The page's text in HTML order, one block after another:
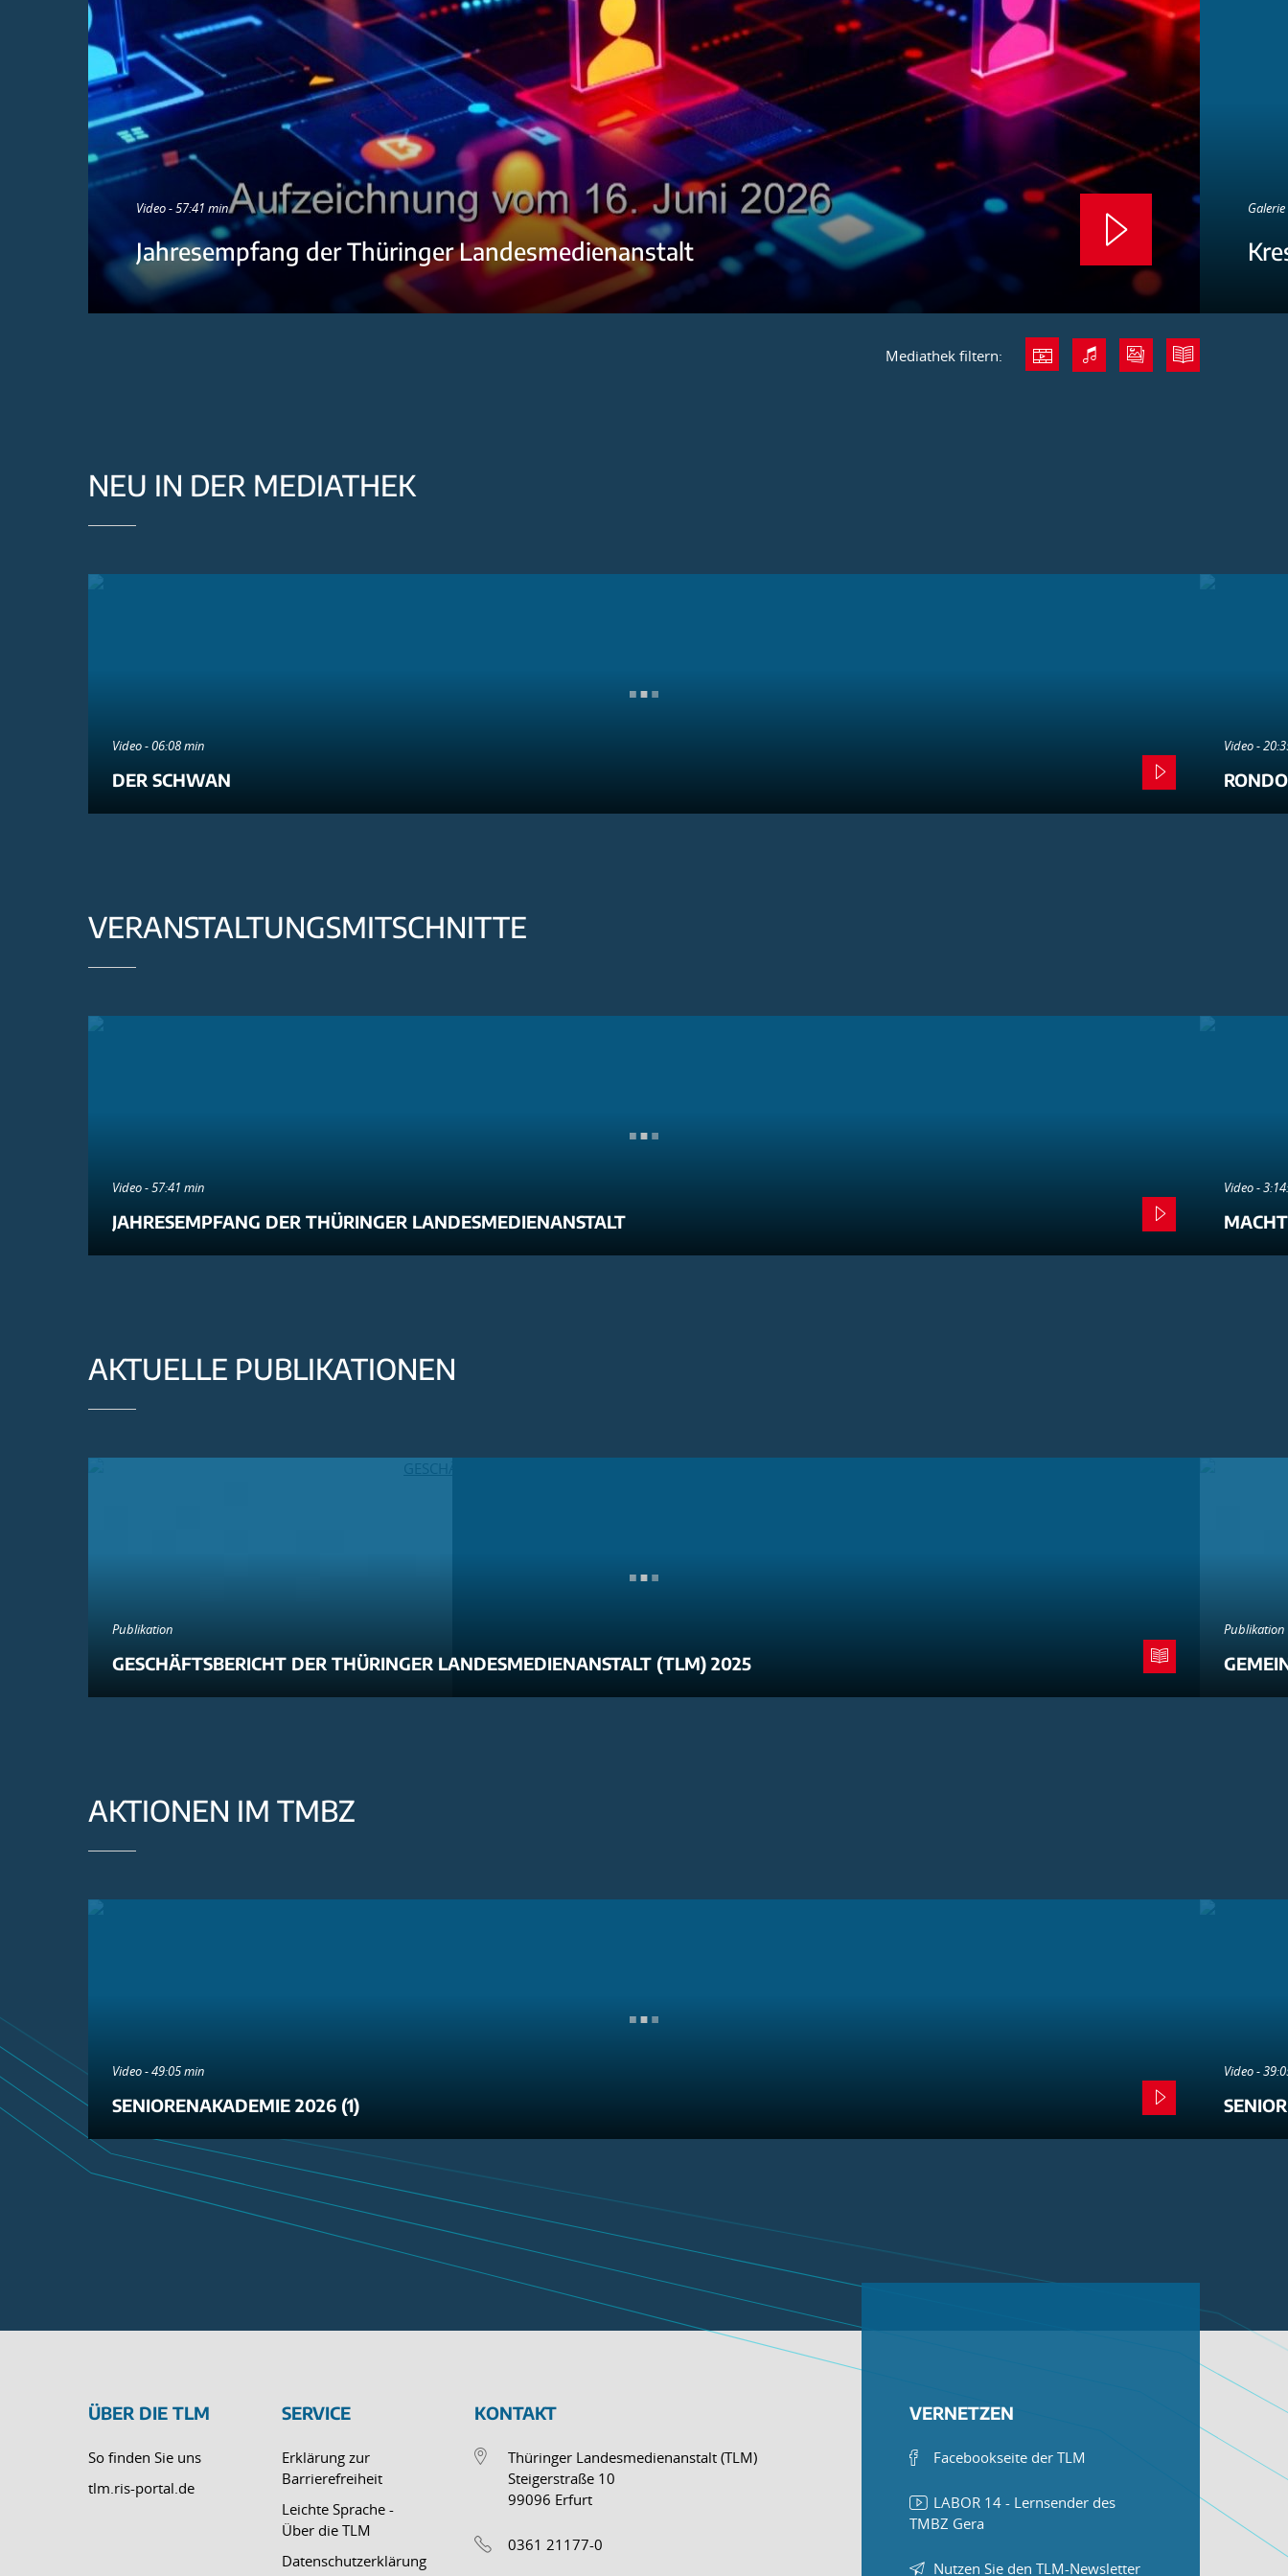
Video - 57:41 min
Jahresempfang der Thüringer Landesmedienanstalt
Mediathek filtern:
NEU IN DER MEDIATHEK
Video - 06:08 min
DER SCHWAN
Video -
VERANSTALTUNGSMITSCHNITTE
Video - 57:41 min
JAHRESEMPFANG DER THÜRINGER LANDESMEDIENANSTALT
Video -
AKTUELLE PUBLIKATIONEN
Publikation
GESCHÄFTSBERICHT DER THÜRINGER LANDESMEDIENANSTALT (TLM) 2025
Publikation
AKTIONEN IM TMBZ
Video - 49:05 min
SENIORENAKADEMIE 2026 (1)
Video -
ÜBER DIE TLM
So finden Sie uns
tlm.ris-portal.de
SERVICE
Erklärung zur
Barrierefreiheit
Leichte Sprache -
Über die TLM
Datenschutzerklärung
KONTAKT
Thüringer Landesmedienanstalt (TLM)
Steigerstraße 10
99096 Erfurt
0361 21177-0
VERNETZEN
Facebookseite der TLM
LABOR 14 - Lernsender des
TMBZ Gera
Nutzen Sie den TLM-Newsletter